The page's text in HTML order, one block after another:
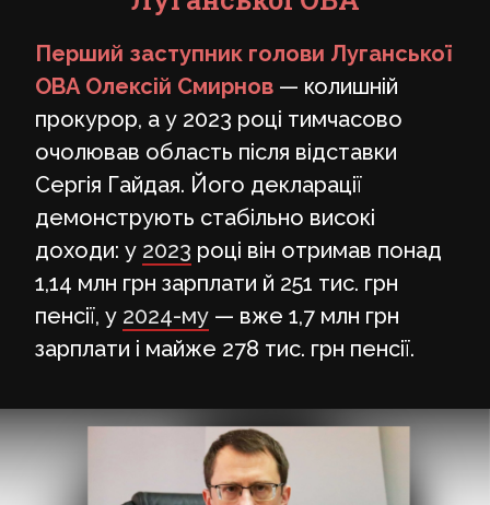
Перший заступник голови Луганської
ОВА Олексій Смирнов — колишній
прокурор, а у 2023 році тимчасово
очолював область після відставки
Сергія Гайдая. Його декларації
демонструють стабільно високі
доходи: у 2023 році він отримав понад
1,14 млн грн зарплати й 251 тис. грн
пенсії, у 2024-му — вже 1,7 млн грн
зарплати і майже 278 тис. грн пенсії.